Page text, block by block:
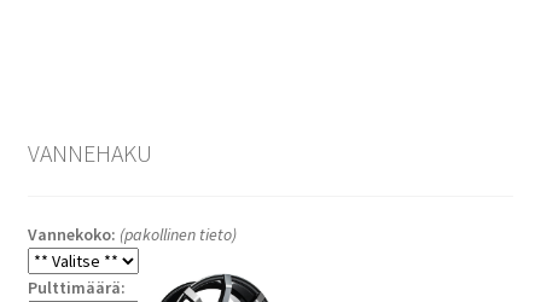
VANNEHAKU
Vannekoko: (pakollinen tieto)
Pulttimäärä: